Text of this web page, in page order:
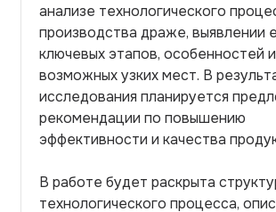
анализе технологического
производства драже, выявлении
ключевых этапов, особенностей и
возможных узких мест. В
исследования планируется
рекомендации по повышению
эффективности и качества
В работе будет раскрыта
технологического процесса,